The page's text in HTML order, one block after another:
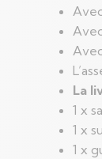
La
1 x
1 x
1 x